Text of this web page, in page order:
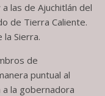
las de Ajuchitlán del
de Tierra Caliente.
Sierra.
de
puntual al
la gobernadora